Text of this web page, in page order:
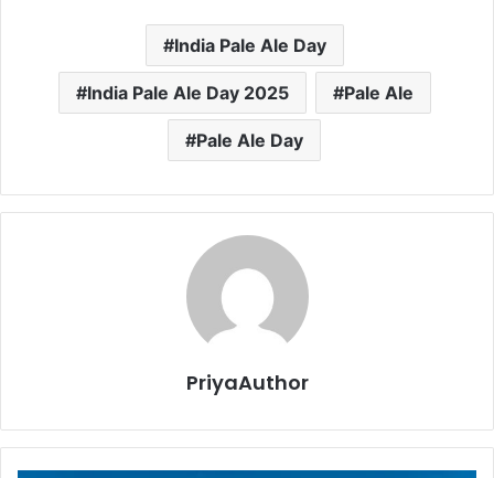
India Pale Ale Day
India Pale Ale Day 2025 Pale Ale
Pale Ale Day
PriyaAuthor